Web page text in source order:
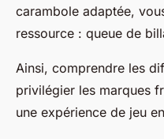
carambole adaptée,
ressource : queue de
Ainsi, comprendre les
privilégier les marques
une expérience de jeu